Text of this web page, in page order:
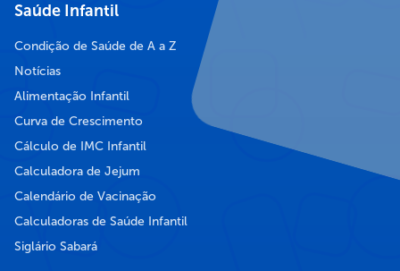
Saúde Infantil
Condição de Saúde de A a Z
Notícias
Alimentação Infantil
Curva de Crescimento
Cálculo de IMC Infantil
Calculadora de Jejum
Calendário de Vacinação
Calculadoras de Saúde Infantil
Siglário Sabará